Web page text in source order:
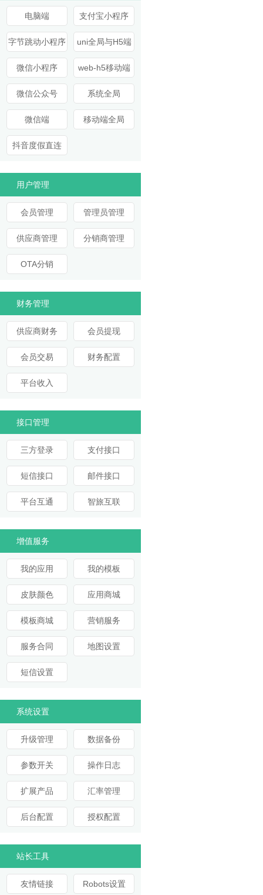
电脑端 支付宝小程序
字节跳动小程序 uni全局与H5端
微信小程序 web-h5移动端
微信公众号 系统全局
微信端 移动端全局
抖音度假直连
用户管理
会员管理 管理员管理
供应商管理 分销商管理
OTA分销
财务管理
供应商财务 会员提现
会员交易 财务配置
平台收入
接口管理
三方登录 支付接口
短信接口 邮件接口
平台互通 智旅互联
增值服务
我的应用 我的模板
皮肤颜色 应用商城
模板商城 营销服务
服务合同 地图设置
短信设置
系统设置
升级管理 数据备份
参数开关 操作日志
扩展产品 汇率管理
后台配置 授权配置
站长工具
友情链接 Robots设置